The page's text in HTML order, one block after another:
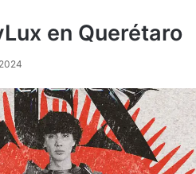
en Querétaro